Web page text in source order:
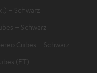
– Schwarz
– Schwarz
Cubes – Schwarz
(ET)